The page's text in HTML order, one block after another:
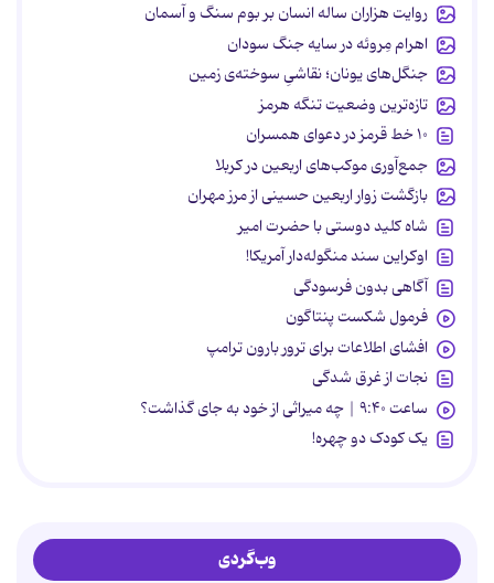
روایت هزاران ساله انسان بر بوم سنگ و آسمان
اهرام مِروئه در سایه جنگ سودان
جنگل‌های یونان؛ نقاشیِ سوخته‌ی زمین
تازه‌ترین وضعیت تنگه هرمز
۱۰ خط قرمز در دعوای همسران
جمع‌آوری موکب‌های اربعین در کربلا
بازگشت زوار اربعین حسینی از مرز مهران
شاه کلید دوستی با حضرت امیر
اوکراین سند منگوله‌دار آمریکا!
آگاهی بدون فرسودگی
فرمول شکست پنتاگون
افشای اطلاعات برای ترور بارون ترامپ
نجات از غرق شدگی
ساعت ۹:۴۰ | چه میراثی از خود به جای گذاشت؟
یک کودک دو چهره!
وب‌گردی